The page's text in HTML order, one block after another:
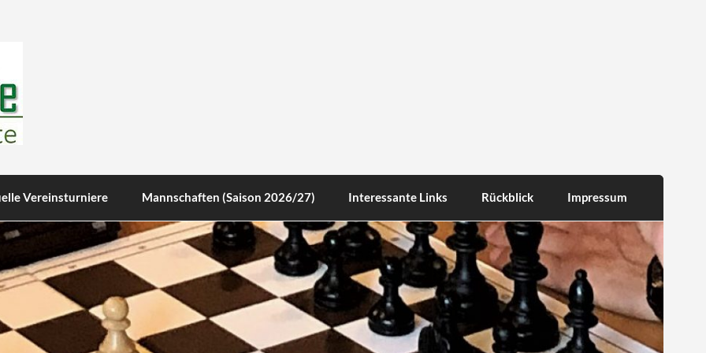
Vereinsturniere Mannschaften (Saison 2026/27) Interessante Links Rückblick Impressum